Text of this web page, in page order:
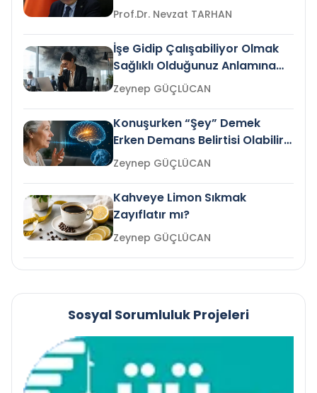
Prof.Dr. Nevzat TARHAN
İşe Gidip Çalışabiliyor Olmak
Sağlıklı Olduğunuz Anlamına
Gelir mi?Zeynep GÜÇLÜCAN
Konuşurken “Şey” Demek
Erken Demans Belirtisi Olabilir
mi?
Zeynep GÜÇLÜCAN
Kahveye Limon Sıkmak
Zayıflatır mı?
Zeynep GÜÇLÜCAN
Sosyal Sorumluluk Projeleri